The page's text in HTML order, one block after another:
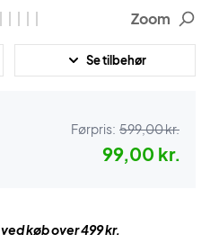
Zoom
Se tilbehør
Førpris: 599,00 kr.
99,00 kr.
ved køb over 499 kr.